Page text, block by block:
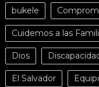
bukele
Cuidemos a las
Dios
El Salvador